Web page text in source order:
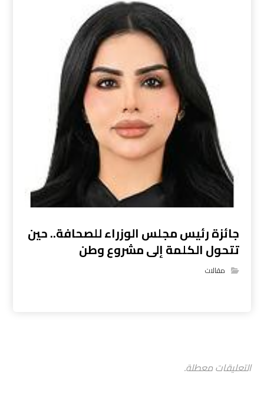
جائزة رئيس مجلس الوزراء للصحافة.. حين
تتحول الكلمة إلى مشروع وطن
مقالات
التعليقات معطلة.